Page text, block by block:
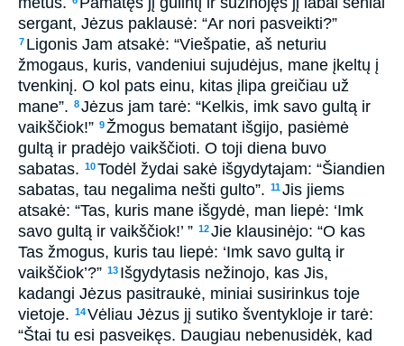
sergant, Jėzus paklausė: “Ar nori pasveikti?”
7 Ligonis Jam atsakė: “Viešpatie, aš neturiu
žmogaus, kuris, vandeniui sujudėjus, mane įkeltų į
tvenkinį. O kol pats einu, kitas įlipa greičiau už
mane”. 8Jėzus jam tarė: “Kelkis, imk savo gultą ir
vaikščiok!” 9Žmogus bematant išgijo, pasiėmė
gultą ir pradėjo vaikščioti. O toji diena buvo
sabatas. 10Todėl žydai sakė išgydytajam: “Šiandien
sabatas, tau negalima nešti gulto”. 11Jis jiems
atsakė: “Tas, kuris mane išgydė, man liepė: ‘Imk
savo gultą ir vaikščiok!’ ” 12Jie klausinėjo: “O kas
Tas žmogus, kuris tau liepė: ‘Imk savo gultą ir
vaikščiok’?” 13 Išgydytasis nežinojo, kas Jis,
kadangi Jėzus pasitraukė, miniai susirinkus toje
vietoje. 14Vėliau Jėzus jį sutiko šventykloje ir tarė:
“Štai tu esi pasveikęs. Daugiau nebenusidėk, kad